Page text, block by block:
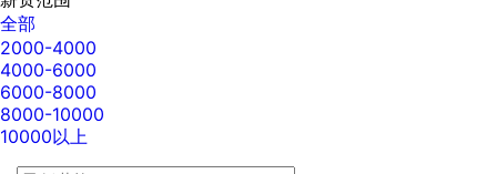
全部
2000-4000
4000-6000
6000-8000
8000-10000
10000以上